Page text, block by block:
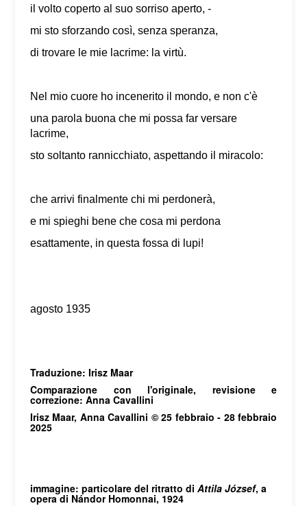
il volto coperto al suo sorriso aperto, -
mi sto sforzando così, senza speranza,
di trovare le mie lacrime: la virtù.
Nel mio cuore ho incenerito il mondo, e non c'è
una parola buona che mi possa far versare
lacrime,
sto soltanto rannicchiato, aspettando il miracolo:
che arrivi finalmente chi mi perdonerà,
e mi spieghi bene che cosa mi perdona
esattamente, in questa fossa di lupi!
agosto 1935
Traduzione: Irisz Maar
Comparazione con l'originale, revisione e
correzione: Anna Cavallini
Irisz Maar, Anna Cavallini © 25 febbraio - 28 febbraio
2025
immagine: particolare del ritratto di Attila József, a
opera di Nándor Homonnai, 1924